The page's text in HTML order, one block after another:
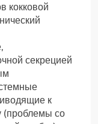
кокковой
секрецией
к
(проблемы со